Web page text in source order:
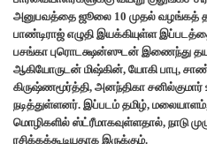
அனுபவத்தை ஜூலை 10 முதல் வழங்கத்
பாண்டிராஜ் எழுதி இயக்கியுள்ள
பசங்கா புரொடக்ஷன்ஸுடன் இணைந்து
ஆகியோருடன் மிஷ்கின், யோகி பாபு,
கிருஷ்ணமூர்த்தி, அனந்திகா
நடித்துள்ளனர். இப்படம் தமிழ்,
மொழிகளில் ஸ்ட்ரீமாகவுள்ளதால், நாடு
ரசிக்கக்கூடியதாக இருக்கும்.